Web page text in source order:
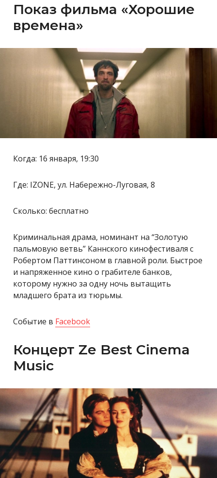
Показ фильма «Хорошие
времена»
Когда: 16 января, 19:30
Где: IZONE, ул. Набережно-Луговая, 8
Сколько: бесплатно
Криминальная драма, номинант на “Золотую
пальмовую ветвь” Каннского кинофестиваля с
Робертом Паттинсоном в главной роли. Быстрое
и напряженное кино о грабителе банков,
которому нужно за одну ночь вытащить
младшего брата из тюрьмы.
Событие в Facebook
Концерт Ze Best Cinema
Music